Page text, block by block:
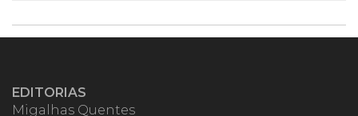
EDITORIAS
Migalhas Quentes